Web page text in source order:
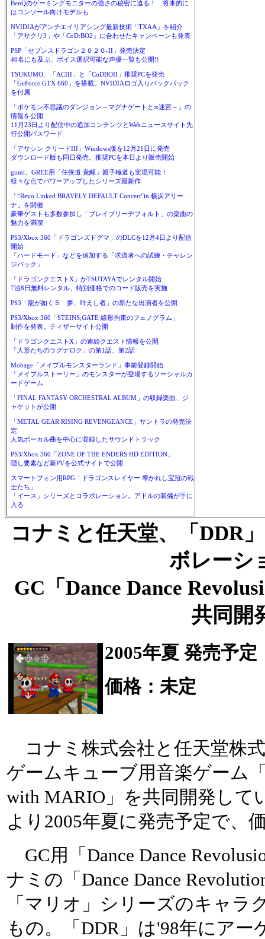
BenQのゲーミングモニターの強さの秘密に迫る！ 将来的に
はコンソール向けモデルも
NVIDIAがアンチエイリアシング最新技術「TXAA」を紹介
「アサクリ3」や「CoD:BO2」に合わせたキャンペーンも発表
PSP「セブンスドラゴン２０２０-II」発売決定
40名にも及ぶ、ボイス選択可能な声優一覧も公開!!
TSUKUMO、「ACIII」と「CoDBOII」推奨PCを発売
「GeForce GTX 660」を搭載。NVIDIAロゴ入りバックパック
を付属
「ポケモン不思議のダンジョン～マグナゲートと∞迷宮～」の
情報を公開
11月23日より配信中の追加コンテンツとWebニュースサイト先
行公開パスワード
「アサシン クリードIII」Windows版を12月21日に発売
ダウンロード版も同日発売。推奨PCを本日より販売開始
gumi、GREE用「任侠道 覚醒」親子極道も実現可能！
様々な点でパワーアップしたシリーズ最新作
「“Revo Linked BRAVELY DEFAULT Concert”in 横浜アリー
ナ」を開催
豪華ゲストも多数参加し「ブレイブリーデフォルト」の楽曲の
魅力を満喫
PS3/Xbox 360「ドラゴンズドグマ」のDLCを12月4日より配信
開始
「ハードモード」などを追加する「求道者への試練・チャレン
ジパック」
「ドラゴンクエストX」がTSUTAYAでレンタル開始
7泊8日無料レンタル、特別価格でのコード販売を実施
PS3「龍が如く５ 夢、叶えし者」の新たな出演者を公開
PS3/Xbox 360「STEINS;GATE 線形拘束のフェノグラム」
制作を発表。ティザーサイト公開
「ドラゴンクエストX」の連続クエスト情報を公開
「人形たちのラグナロク」の第1話、第2話
Mobage「メイプルモンスターランド」事前登録開始
「メイプルストーリー」のモンスターが登場するソーシャルカ
ードゲーム
「FINAL FANTASY ORCHESTRAL ALBUM」の収録楽曲、ジ
ャケットが公開
「METAL GEAR RISING REVENGEANCE」サントラの発売決
定
人気ボーカル曲を中心に収録したサウンドトラック
PS3/Xbox 360「ZONE OF THE ENDERS HD EDITION」
隠し要素など新PVを公式サイトで公開
スマートフォン用RPG「ドラゴンスレイヤー 導かれし宝冠の戦
士たち」
「イース」シリーズとコラボレーション。アドルの装備が手に
入る
コナミと任天堂、「DDR
ボレーシ
GC「Dance Dance
共同開
2005年夏 発売予定
価格：未定
コナミ株式会社と任天堂株
ゲームキューブ用音楽ゲーム「
with MARIO」を共同開発して
より2005年夏に発売予定で、
GC用「Dance Dance
ナミの「Dance Dance
「マリオ」シリーズのキャラ
もの。「DDR」は'98年にアー